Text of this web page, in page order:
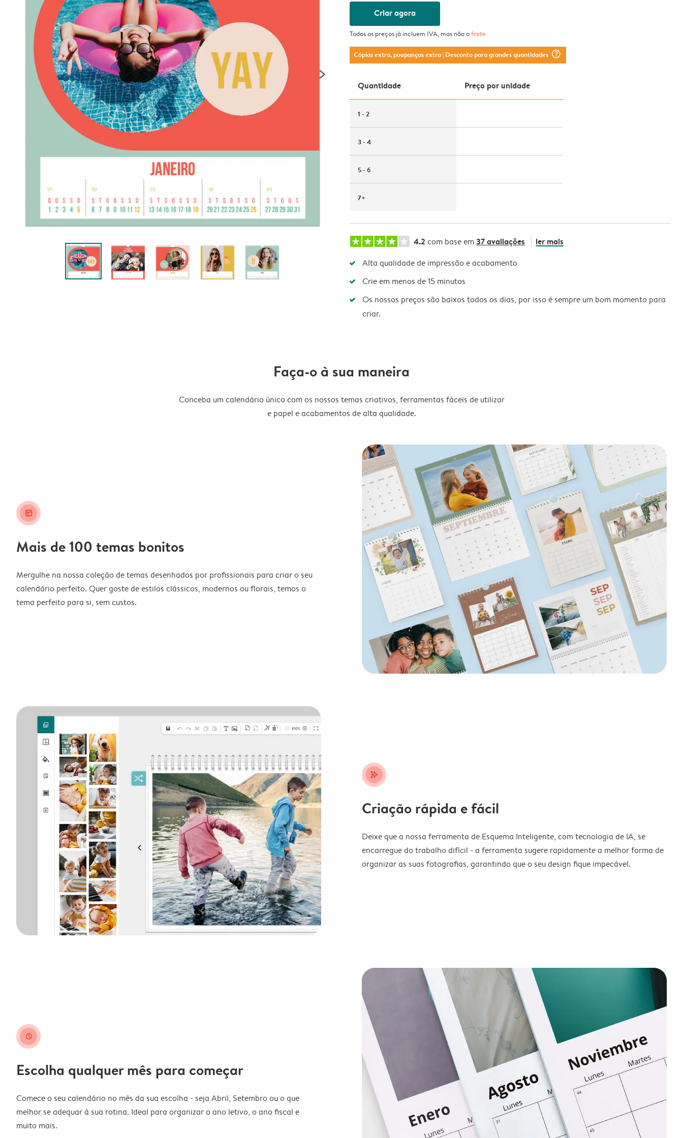
Criar agora
Todos os preços já incluem IVA, mas não ofrete.
Cópias extra, poupanças extra| Desconto para grandes quantidades question_mark_circle
Quantidade Preço por unidade
1 - 2
3 - 4
5 - 6
7+
4.2 com base em 37 avaliações ler mais
Alta qualidade de impressão e acabamento
Crie em menos de 15 minutos
Os nossos preços são baixos todos os dias, por isso é sempre um bom momento para
criar.
Faça-o à sua maneira
Conceba um calendário único com os nossos temas criativos, ferramentas fáceis de utilizar
e papel e acabamentos de alta qualidade.
layout_alt
Mais de 100 temas bonitos
Mergulhe na nossa coleção de temas desenhados por profissionais para criar o seu
calendário perfeito. Quer goste de estilos clássicos, modernos ou florais, temos o
tema perfeito para si, sem custos.
stars_plus
Criação rápida e fácil
Deixe que a nossa ferramenta de Esquema Inteligente, com tecnologia de IA, se
encarregue do trabalho difícil - a ferramenta sugere rapidamente a melhor forma de
organizar as suas fotografias, garantindo que o seu design fique impecável.
clock
Escolha qualquer mês para começar
Comece o seu calendário no mês da sua escolha - seja Abril, Setembro ou o que
melhor se adequar à sua rotina. Ideal para organizar o ano letivo, o ano fiscal e
muito mais.